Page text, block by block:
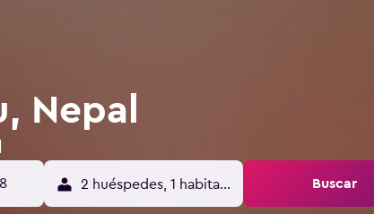
Nepal
2 huéspedes, 1 habitación Buscar